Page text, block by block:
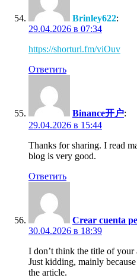
Brinley622:
29.04.2026 в 07:34
https://shorturl.fm/viOuv
Ответить
Binance开户:
29.04.2026 в 15:44
Thanks for sharing. I read
blog is very good.
Ответить
Crear cuenta
30.04.2026 в 18:39
I don’t think the title of your
Just kidding, mainly
the article.